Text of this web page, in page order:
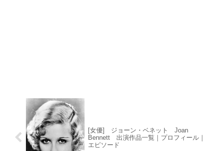
[女優] ジョーン・ベネット Joan
Bennett 出演作品一覧｜プロフィール｜
エピソード